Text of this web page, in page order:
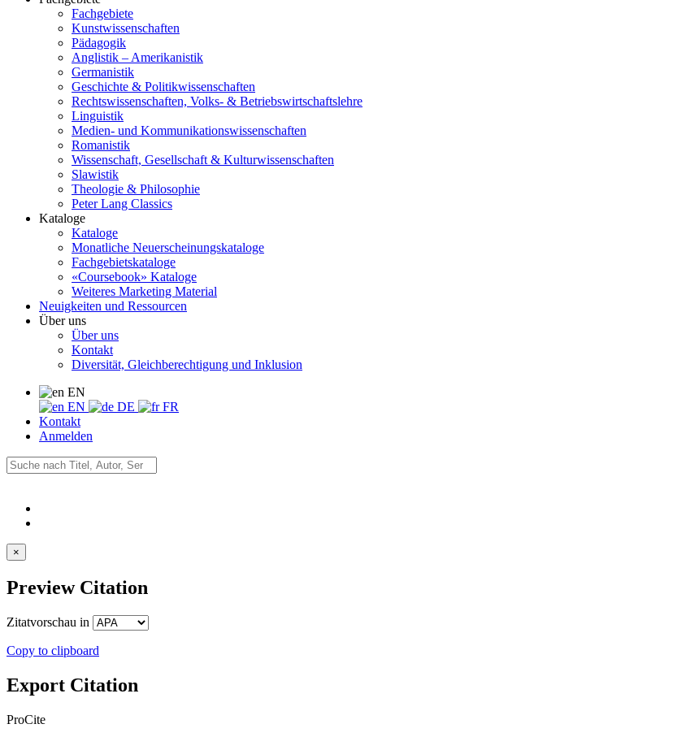
Fachgebiete
Kunstwissenschaften
Pädagogik
Anglistik – Amerikanistik
Germanistik
Geschichte & Politikwissenschaften
Rechtswissenschaften, Volks- & Betriebswirtschaftslehre
Linguistik
Medien- und Kommunikationswissenschaften
Romanistik
Wissenschaft, Gesellschaft & Kulturwissenschaften
Slawistik
Theologie & Philosophie
Peter Lang Classics
Kataloge
Kataloge
Monatliche Neuerscheinungskataloge
Fachgebietskataloge
«Coursebook» Kataloge
Weiteres Marketing Material
Neuigkeiten und Ressourcen
Über uns
Über uns
Kontakt
Diversität, Gleichberechtigung und Inklusion
EN
EN
DE
FR
Kontakt
Anmelden
×
Preview Citation
Zitatvorschau in
Copy to clipboard
Export Citation
ProCite